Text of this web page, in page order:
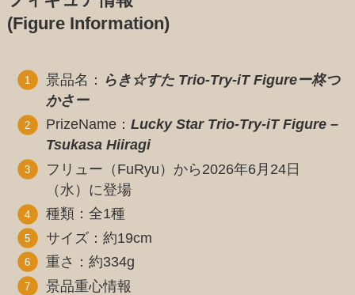
(Figure Information)
景品名： らき☆すた Trio-Try-iT Figureー柊つ
かさー
PrizeName：Lucky Star Trio-Try-iT Figure –
Tsukasa Hiiragi
フリュー（FuRyu）から2026年6月24日
（水）に登場
種類：全1種
サイズ：約19cm
重さ：約334g
景品重心情報